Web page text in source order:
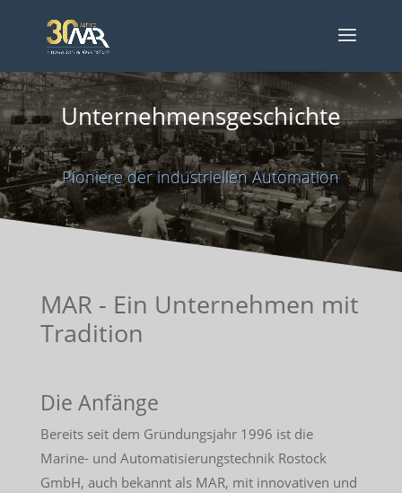
Unternehmensgeschichte
Pioniere der industriellen Automation
MAR - Ein Unternehmen mit
Tradition
Die Anfänge
Bereits seit dem Gründungsjahr 1996 ist die
Marine- und Automatisierungstechnik Rostock
GmbH, auch bekannt als MAR, mit innovativen und